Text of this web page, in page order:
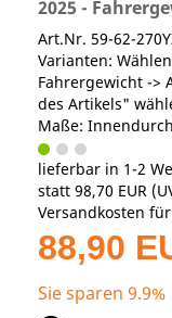
2025 -
Art.Nr. 59-62-
Varianten:
Fahrergewicht ->
des Artikels"
Maße:
lieferbar in 1-2
statt 98,70 EUR (
Versandkosten
88,90
Sie sparen 9.9%